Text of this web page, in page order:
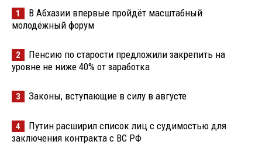
1
В Абхазии впервые пройдёт масштабный
молодёжный форум
2
Пенсию по старости предложили закрепить на
уровне не ниже 40% от заработка
3 Законы, вступающие в силу в августе
4
Путин расширил список лиц с судимостью для
заключения контракта с ВС РФ